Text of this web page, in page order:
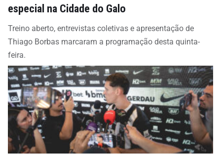
especial na Cidade do Galo
Treino aberto, entrevistas coletivas e apresentação de
Thiago Borbas marcaram a programação desta quinta-
feira.